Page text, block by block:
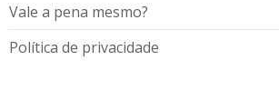
Vale a pena mesmo?
Política de privacidade